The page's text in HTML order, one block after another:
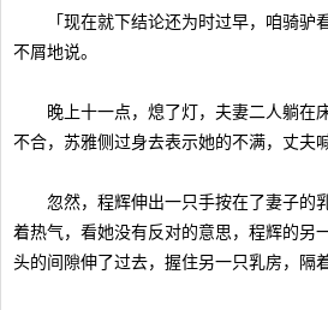
「现在就下结论还为时过早，咱骑驴
不屑地说。
晚上十一点，熄了灯，夫妻二人躺在
不合，苏雅侧过身去表示她的不满，丈夫
忽然，程辉伸出一只手按在了妻子的
着热气，看她没有反对的意思，程辉的另
头的间隙伸了过去，握住另一只乳房，隔